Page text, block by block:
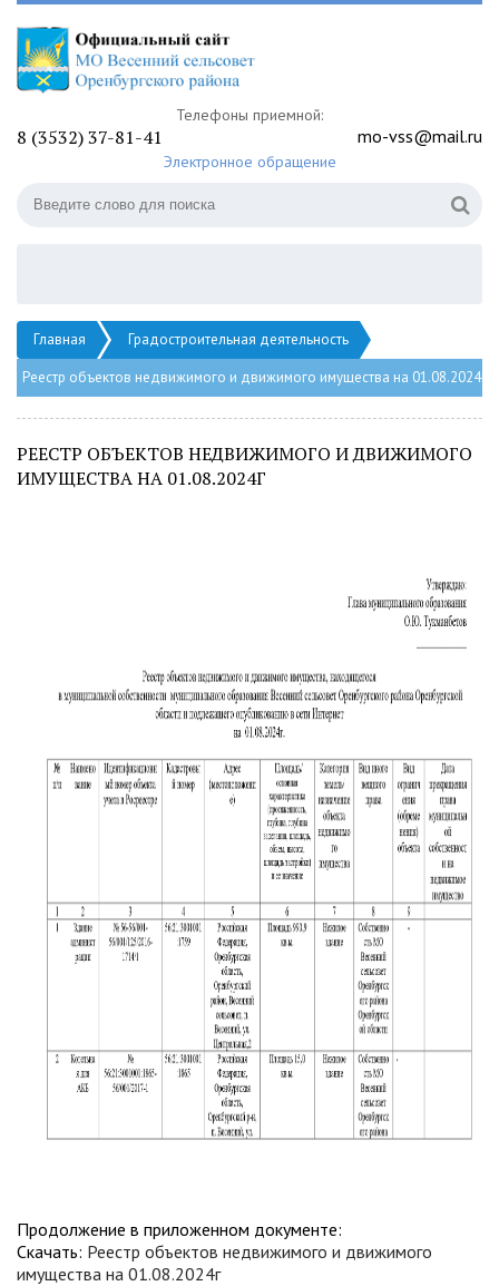
Телефоны приемной:
8 (3532) 37-81-41 mo-vss@mail.ru
Электронное обращение
Главная
Градостроительная деятельность
Реестр объектов недвижимого и движимого имущества на 01.08.2024г
РЕЕСТР ОБЪЕКТОВ НЕДВИЖИМОГО И ДВИЖИМОГО
ИМУЩЕСТВА НА 01.08.2024Г
Продолжение в приложенном документе:
Скачать: Реестр объектов недвижимого и движимого
имущества на 01.08.2024г